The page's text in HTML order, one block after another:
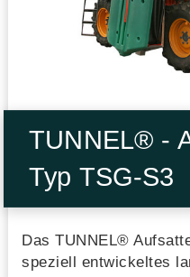
TUNNEL® -
Typ TSG-S3
Das TUNNEL®
speziell entwickeltes